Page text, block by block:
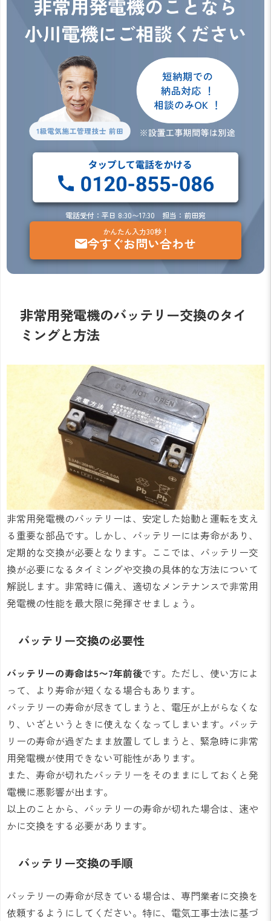
電話受付：平日 8:30〜17:30 担当：前田宛
かんたん入力30秒！
今すぐお問い合わせ
非常用発電機のバッテリー交換のタイ
ミングと方法
非常用発電機のバッテリーは、安定した始動と運転を支え
る重要な部品です。しかし、バッテリーには寿命があり、
定期的な交換が必要となります。ここでは、バッテリー交
換が必要になるタイミングや交換の具体的な方法について
解説します。非常時に備え、適切なメンテナンスで非常用
発電機の性能を最大限に発揮させましょう。
バッテリー交換の必要性
バッテリーの寿命は5〜7年前後です。ただし、使い方によ
って、より寿命が短くなる場合もあります。
バッテリーの寿命が尽きてしまうと、電圧が上がらなくな
り、いざというときに使えなくなってしまいます。バッテ
リーの寿命が過ぎたまま放置してしまうと、緊急時に非常
用発電機が使用できない可能性があります。
また、寿命が切れたバッテリーをそのままにしておくと発
電機に悪影響が出ます。
以上のことから、バッテリーの寿命が切れた場合は、速や
かに交換をする必要があります。
バッテリー交換の手順
バッテリーの寿命が尽きている場合は、専門業者に交換を
依頼するようにしてください。特に、電気工事士法に基づ